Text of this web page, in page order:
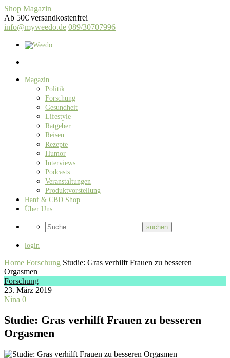
Shop Magazin
Ab 50€ versandkostenfrei
info@myweedo.de 089/30707996
Magazin
Politik
Forschung
Gesundheit
Lifestyle
Ratgeber
Reisen
Rezepte
Humor
Interviews
Podcasts
Veranstaltungen
Produktvorstellung
Hanf & CBD Shop
Über Uns
login
Home Forschung Studie: Gras verhilft Frauen zu besseren
Orgasmen
Forschung
23. März 2019
Nina 0
Studie: Gras verhilft Frauen zu besseren
Orgasmen